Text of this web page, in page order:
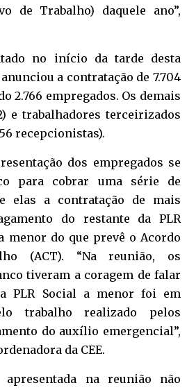
de Trabalho) daquele ano”,
no início da tarde desta
a contratação de 7.704
2.766 empregados. Os demais
e trabalhadores terceirizados
recepcionistas).
dos empregados se
para cobrar uma série de
elas a contratação de mais
do restante da PLR
menor do que prevê o Acordo
(ACT). “Na reunião, os
tiveram a coragem de falar
PLR Social a menor foi em
trabalho realizado pelos
do auxílio emergencial”,
da CEE.
apresentada na reunião não